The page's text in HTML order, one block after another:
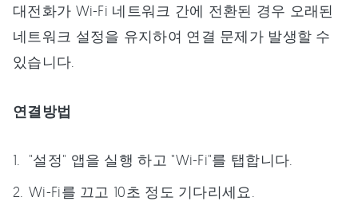
대전화가 Wi-Fi 네트워크 간에 전환된 경우 오래된
네트워크 설정을 유지하여 연결 문제가 발생할 수
있습니다.
연결방법
"설정" 앱을 실행 하고 "Wi-Fi"를 탭합니다.
Wi-Fi를 끄고 10초 정도 기다리세요.